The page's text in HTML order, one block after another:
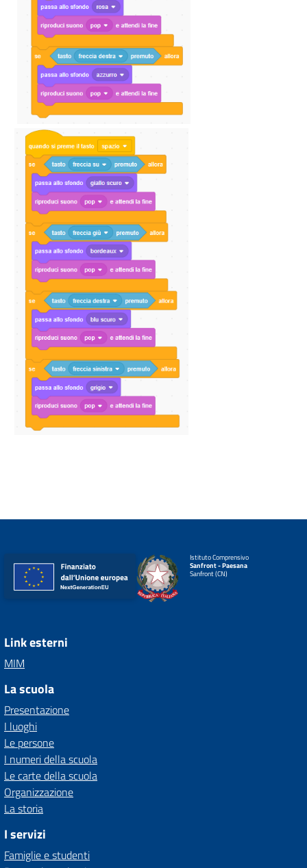
Istituto Comprensivo
Sanfront - Paesana
Sanfront (CN)
Link esterni
MIM
La scuola
Presentazione
I luoghi
Le persone
I numeri della scuola
Le carte della scuola
Organizzazione
La storia
I servizi
Famiglie e studenti